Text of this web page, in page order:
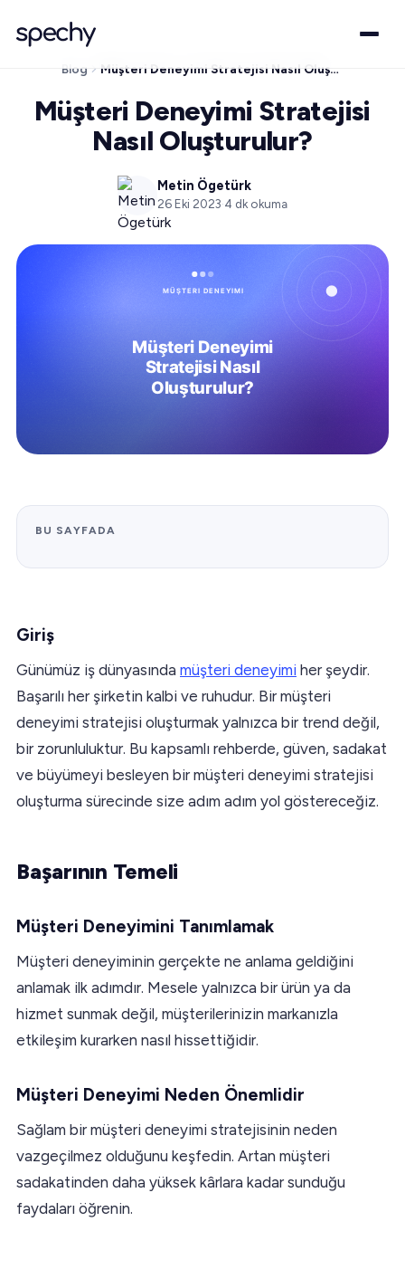
Blog Müşteri Deneyimi Stratejisi Nasıl Oluşturulur?
Müşteri Deneyimi Stratejisi
Nasıl Oluşturulur?
Metin Ögetürk
26 Eki 2023·4 dk okuma
BU SAYFADA
Giriş
Günümüz iş dünyasında müşteri deneyimi her şeydir.
Başarılı her şirketin kalbi ve ruhudur. Bir müşteri
deneyimi stratejisi oluşturmak yalnızca bir trend değil,
bir zorunluluktur. Bu kapsamlı rehberde, güven, sadakat
ve büyümeyi besleyen bir müşteri deneyimi stratejisi
oluşturma sürecinde size adım adım yol göstereceğiz.
Başarının Temeli
Müşteri Deneyimini Tanımlamak
Müşteri deneyiminin gerçekte ne anlama geldiğini
anlamak ilk adımdır. Mesele yalnızca bir ürün ya da
hizmet sunmak değil, müşterilerinizin markanızla
etkileşim kurarken nasıl hissettiğidir.
Müşteri Deneyimi Neden Önemlidir
Sağlam bir müşteri deneyimi stratejisinin neden
vazgeçilmez olduğunu keşfedin. Artan müşteri
sadakatinden daha yüksek kârlara kadar sunduğu
faydaları öğrenin.